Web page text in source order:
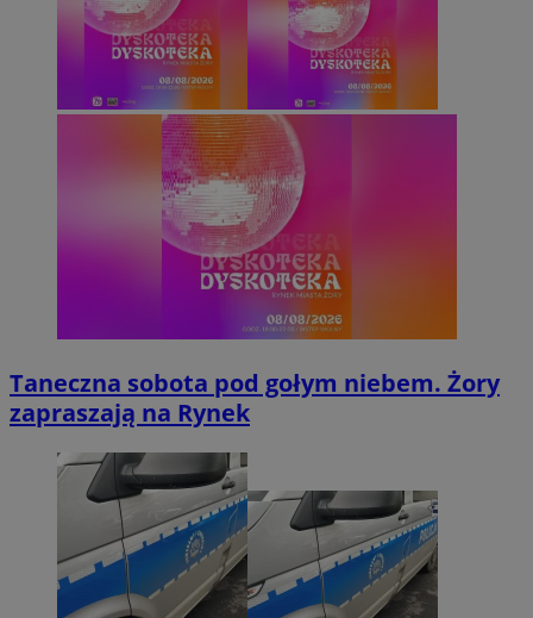
Taneczna sobota pod gołym niebem. Żory
zapraszają na Rynek